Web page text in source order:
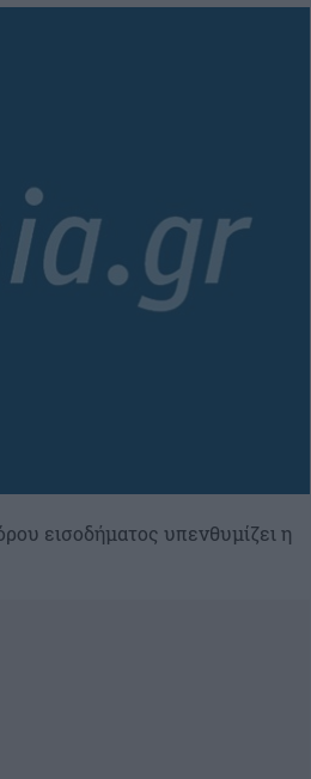
εισοδήματος υπενθυμίζει η